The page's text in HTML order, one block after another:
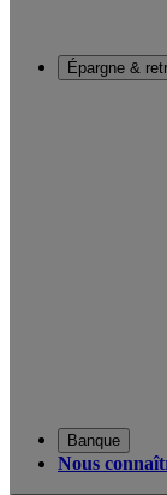
Épargne &
Banque
Nous